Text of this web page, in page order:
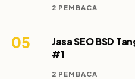
2 PEMBACA
05
Jasa SEO BSD
#1
2 PEMBACA